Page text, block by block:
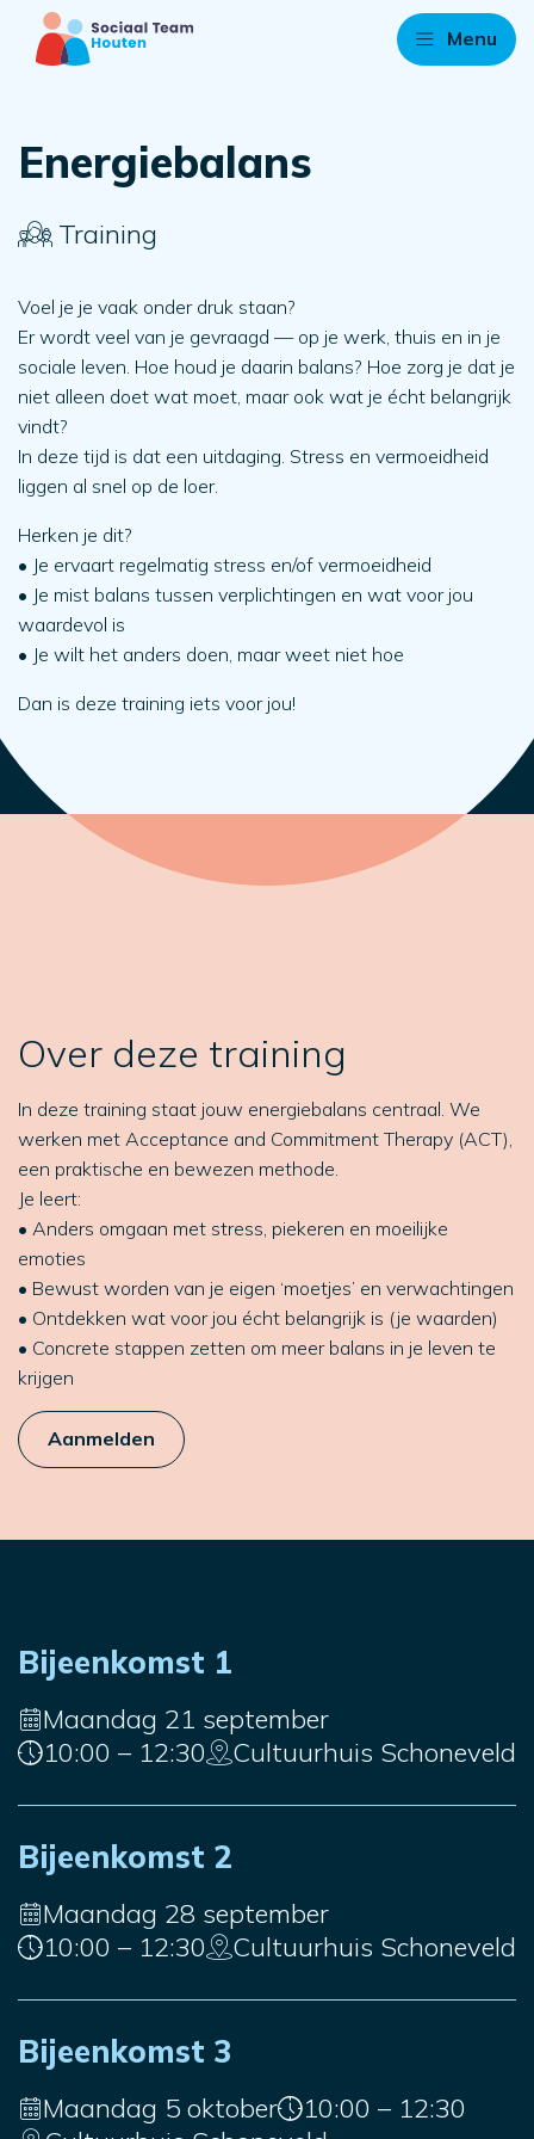
Menu
Energiebalans
Training
Voel je je vaak onder druk staan?
Er wordt veel van je gevraagd — op je werk, thuis en in je
sociale leven. Hoe houd je daarin balans? Hoe zorg je dat je
niet alleen doet wat moet, maar ook wat je écht belangrijk
vindt?
In deze tijd is dat een uitdaging. Stress en vermoeidheid
liggen al snel op de loer.
Herken je dit?
• Je ervaart regelmatig stress en/of vermoeidheid
• Je mist balans tussen verplichtingen en wat voor jou
waardevol is
• Je wilt het anders doen, maar weet niet hoe
Dan is deze training iets voor jou!
Over deze training
In deze training staat jouw energiebalans centraal. We
werken met Acceptance and Commitment Therapy (ACT),
een praktische en bewezen methode.
Je leert:
• Anders omgaan met stress, piekeren en moeilijke
emoties
• Bewust worden van je eigen ‘moetjes’ en verwachtingen
• Ontdekken wat voor jou écht belangrijk is (je waarden)
• Concrete stappen zetten om meer balans in je leven te
krijgen
Aanmelden
Bijeenkomst 1
Maandag 21 september
10:00 – 12:30
Cultuurhuis Schoneveld
Bijeenkomst 2
Maandag 28 september
10:00 – 12:30
Cultuurhuis Schoneveld
Bijeenkomst 3
Maandag 5 oktober
10:00 – 12:30